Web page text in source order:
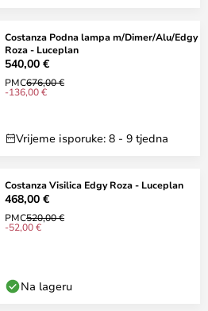
Costanza Podna lampa m/Dimer/Alu/Edgy
Roza - Luceplan
540,00 €
PMC676,00 €
-136,00 €
Vrijeme isporuke: 8 - 9 tjedna
Costanza Visilica Edgy Roza - Luceplan
468,00 €
PMC520,00 €
-52,00 €
Na lageru